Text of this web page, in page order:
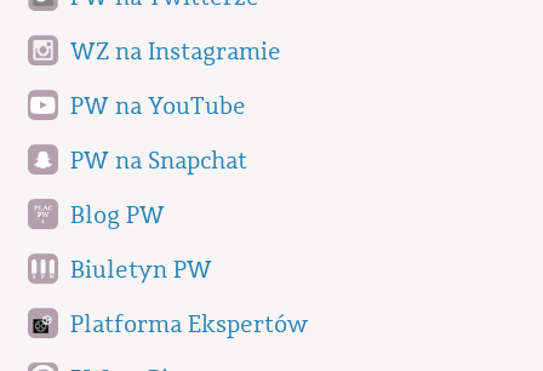
WZ na Instagramie
PW na YouTube
PW na Snapchat
Blog PW
Biuletyn PW
Platforma Ekspertów